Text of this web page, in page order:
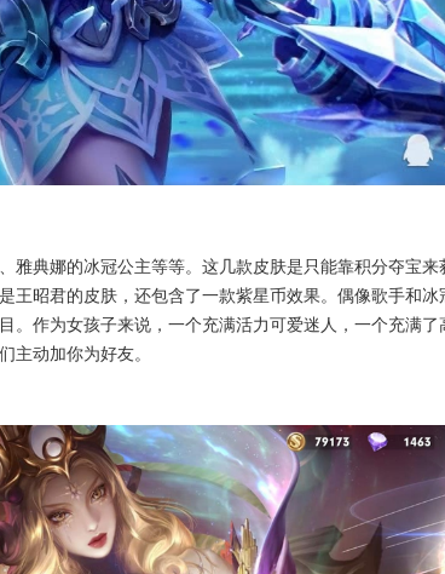
雅典娜的冰冠公主等等。这几款皮肤是只能靠积分夺宝
王昭君的皮肤，还包含了一款紫星币效果。偶像歌手和
。作为女孩子来说，一个充满活力可爱迷人，一个充满
主动加你为好友。